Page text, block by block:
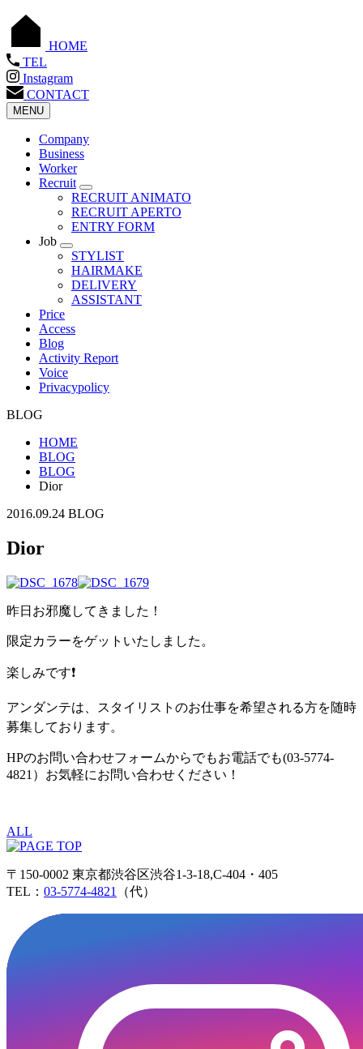
HOME
TEL
Instagram
CONTACT
MENU
Company
Business
Worker
Recruit
RECRUIT ANIMATO
RECRUIT APERTO
ENTRY FORM
Job
STYLIST
HAIRMAKE
DELIVERY
ASSISTANT
Price
Access
Blog
Activity Report
Voice
Privacypolicy
BLOG
HOME
BLOG
BLOG
Dior
2016.09.24 BLOG
Dior
昨日お邪魔してきました！
限定カラーをゲットいたしました。
楽しみです❗
アンダンテは、スタイリストのお仕事を希望される方を随時
募集しております。
HPのお問い合わせフォームからでもお電話でも(03-5774-
4821）お気軽にお問い合わせください！
ALL
〒150-0002 東京都渋谷区渋谷1-3-18,C-404・405
TEL： 03-5774-4821 （代）